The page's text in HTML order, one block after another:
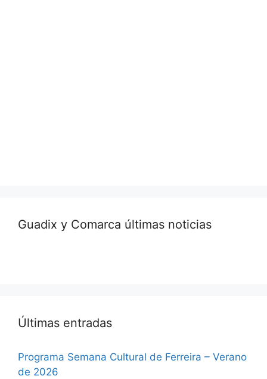
Guadix y Comarca últimas noticias
Últimas entradas
Programa Semana Cultural de Ferreira – Verano
de 2026